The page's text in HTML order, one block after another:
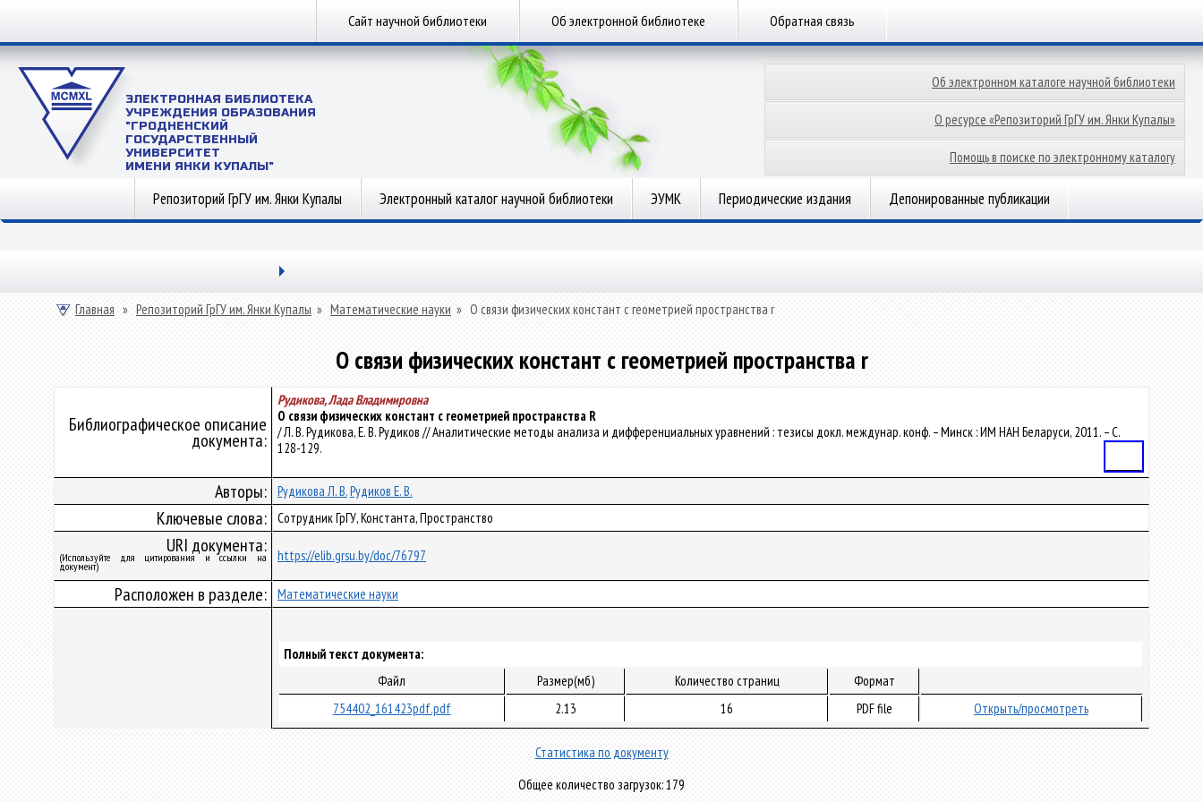
Сайт научной библиотеки Об электронной библиотеке Обратная связь
ЭЛЕКТРОННАЯ БИБЛИОТЕКА
УЧРЕЖДЕНИЯ ОБРАЗОВАНИЯ
"ГРОДНЕНСКИЙ
ГОСУДАРСТВЕННЫЙ
УНИВЕРСИТЕТ
ИМЕНИ ЯНКИ КУПАЛЫ"
Об электронном каталоге научной библиотеки
О ресурсе «Репозиторий ГрГУ им. Янки Купалы»
Помощь в поиске по электронному каталогу
Репозиторий ГрГУ им. Янки Купалы Электронный каталог научной библиотеки ЭУМК Периодические издания Депонированные публикации
Главная » Репозиторий ГрГУ им. Янки Купалы » Математические науки » О связи физических констант с геометрией пространства r
О связи физических констант с геометрией пространства r
Библиографическое описание
документа:
Рудикова, Лада Владимировна
О связи физических констант с геометрией пространства R
/ Л. В. Рудикова, Е. В. Рудиков // Аналитические методы анализа и дифференциальных уравнений : тезисы докл. междунар. конф. – Минск : ИМ НАН Беларуси, 2011. – С.
128-129.
Авторы: Рудикова Л. В.Рудиков Е. В.
Ключевые слова: Сотрудник ГрГУ, Константа, Пространство
URI документа:
(Используйте для цитирования и ссылки на
документ)
https://elib.grsu.by/doc/76797
Расположен в разделе: Математические науки
Полный текст документа:
Файл
Размер(мб) Количество страниц
Формат
754402_161423pdf.pdf
2.13 16 PDF file Открыть/просмотреть
Статистика по документу
Общее количество загрузок: 179